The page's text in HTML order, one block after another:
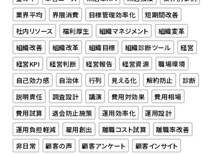
業界平均
界隈消費 目標管理効率化
短期間改善
社内リソース
福利厚生 組織マネジメント
組織変革
組織改善
組織改革 組織目標 組織診断ツール
経営
経営KPI
経営判断 経営報告 経営資源
職場環境
自己効力感
自治体 行列 見える化 解約防止
診断
説明責任
調査設計 講演 費用対効果
費用相場
費用試算
退会防止施策 運用効率化
運用設計
運用負担軽減
雇用創出 離職コスト試算
離職率改善
非日常
顧客の声 顧客アンケート
顧客インサイト